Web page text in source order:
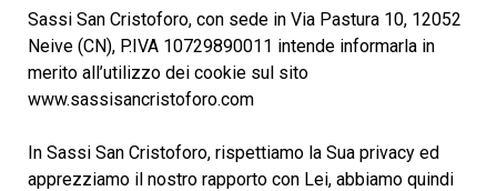
Sassi San Cristoforo, con sede in Via Pastura 10, 12052
Neive (CN), P.IVA 10729890011 intende informarla in
merito all’utilizzo dei cookie sul sito
www.sassisancristoforo.com
In Sassi San Cristoforo, rispettiamo la Sua privacy ed
apprezziamo il nostro rapporto con Lei, abbiamo quindi